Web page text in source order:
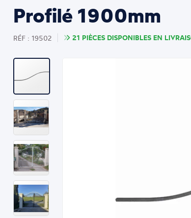
Profilé 1900mm
RÉF : 19502 21 PIÈCES DISPONIBLES EN